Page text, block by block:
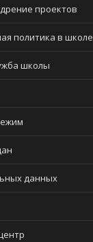
проектов
политика в школе
школы
данных